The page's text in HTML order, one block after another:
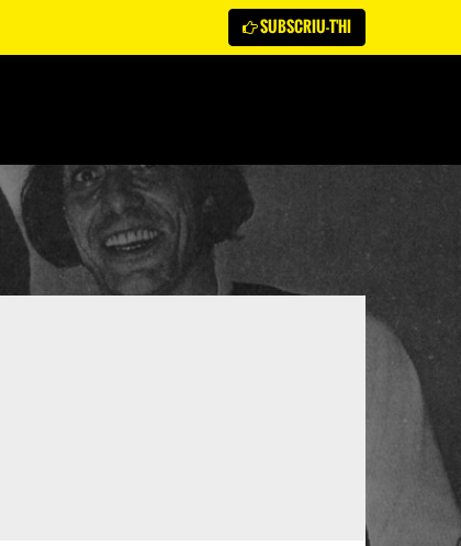
SUBSCRIU-T'HI